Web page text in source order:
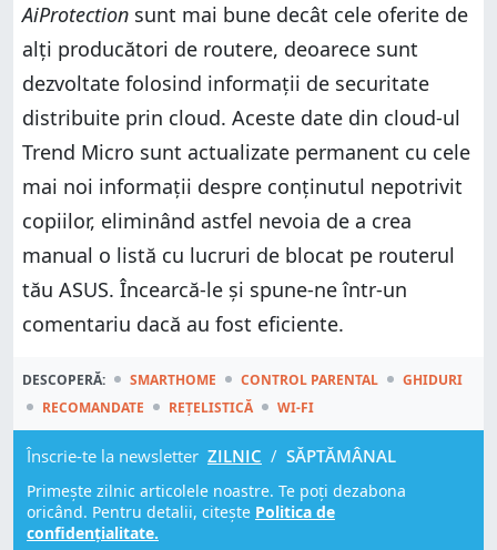
AiProtection sunt mai bune decât cele oferite de
alți producători de routere, deoarece sunt
dezvoltate folosind informații de securitate
distribuite prin cloud. Aceste date din cloud-ul
Trend Micro sunt actualizate permanent cu cele
mai noi informații despre conținutul nepotrivit
copiilor, eliminând astfel nevoia de a crea
manual o listă cu lucruri de blocat pe routerul
tău ASUS. Încearcă-le și spune-ne într-un
comentariu dacă au fost eficiente.
DESCOPERĂ: SMARTHOME CONTROL PARENTAL
GHIDURI
RECOMANDATE
REȚELISTICĂ WI-FI
Înscrie-te la newsletter ZILNIC / SĂPTĂMÂNAL
Primește zilnic articolele noastre. Te poți dezabona
oricând. Pentru detalii, citește Politica de
confidențialitate.